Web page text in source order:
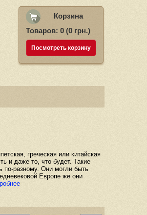
Корзина
Товаров: 0 (0 грн.)
Посмотреть корзину
греческая или китайская
и даже то, что будет. Такие
по-разному. Они могли быть
Европе же они